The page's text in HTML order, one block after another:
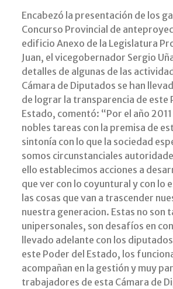
Encabezó la presentación de los
Concurso Provincial de
edificio Anexo de la Legislatura
Juan, el vicegobernador Sergio
detalles de algunas de las
Cámara de Diputados se han
de lograr la transparencia de este
Estado, comentó: “Por el año
nobles tareas con la premisa de
sintonía con lo que la sociedad
somos circunstanciales
ello establecimos acciones a
que ver con lo coyuntural y con lo
las cosas que van a trascender
nuestra generacion. Estas no son
unipersonales, son desafíos en
llevado adelante con los
este Poder del Estado, los
acompañan en la gestión y muy
trabajadores de esta Cámara de